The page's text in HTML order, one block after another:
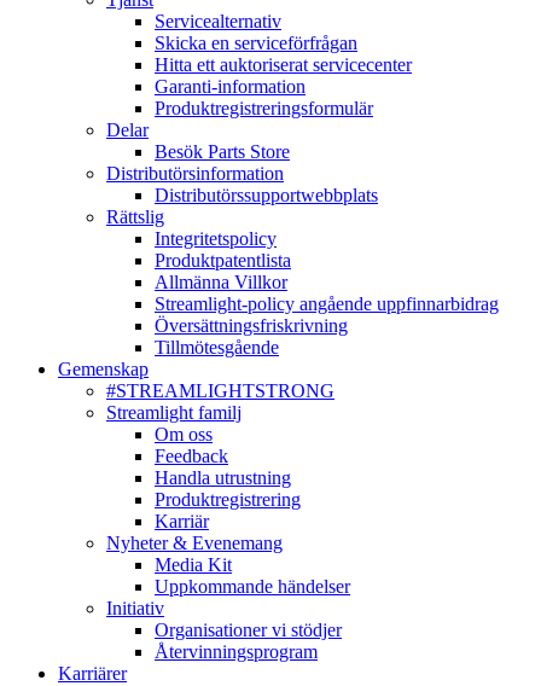
Servicealternativ
Skicka en serviceförfrågan
Hitta ett auktoriserat servicecenter
Garanti-information
Produktregistreringsformulär
Delar
Besök Parts Store
Distributörsinformation
Distributörssupportwebbplats
Rättslig
Integritetspolicy
Produktpatentlista
Allmänna Villkor
Streamlight-policy angående uppfinnarbidrag
Översättningsfriskrivning
Tillmötesgående
Gemenskap
#STREAMLIGHTSTRONG
Streamlight familj
Om oss
Feedback
Handla utrustning
Produktregistrering
Karriär
Nyheter & Evenemang
Media Kit
Uppkommande händelser
Initiativ
Organisationer vi stödjer
Återvinningsprogram
Karriärer